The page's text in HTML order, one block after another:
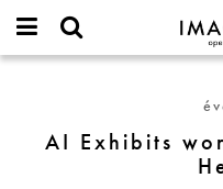
IMAGINARY
open
username
workshop
AI Exhibits